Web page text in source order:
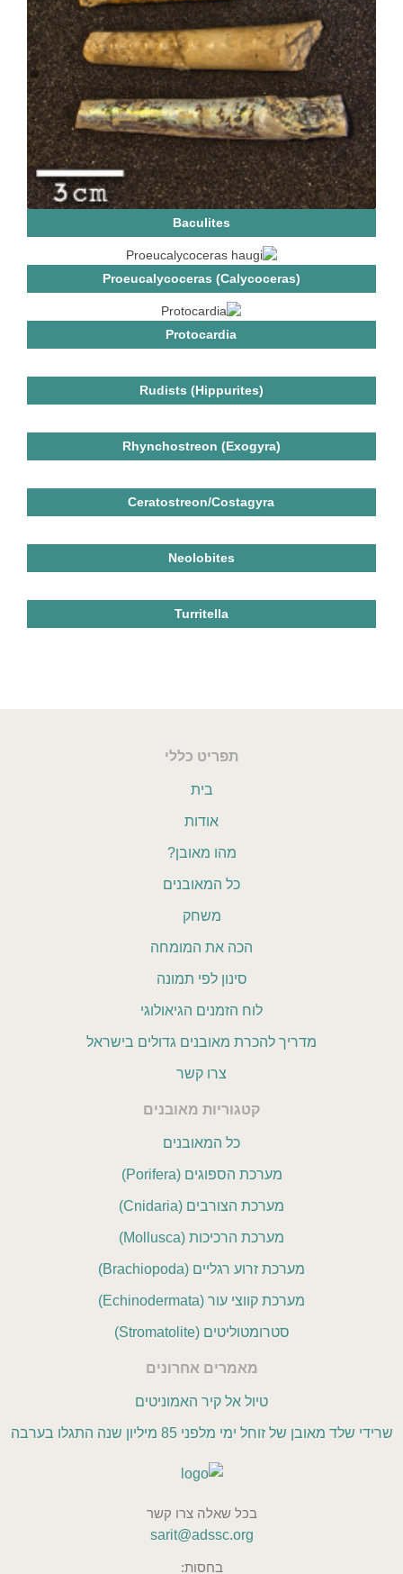
Baculites
(Proeucalycoceras (Calycoceras
Protocardia
(Rudists (Hippurites
(Rhynchostreon (Exogyra
Ceratostreon/Costagyra
Neolobites
Turritella
תפריט כללי
בית
אודות
מהו מאובן?
כל המאובנים
משחק
הכה את המומחה
סינון לפי תמונה
לוח הזמנים הגיאולוגי
מדריך להכרת מאובנים גדולים בישראל
צרו קשר
קטגוריות מאובנים
כל המאובנים
מערכת הספוגים (Porifera)
מערכת הצורבים (Cnidaria)
מערכת הרכיכות (Mollusca)
מערכת זרוע רגליים (Brachiopoda)
מערכת קווצי עור (Echinodermata)
סטרומטוליטים (Stromatolite)
מאמרים אחרונים
טיול אל קיר האמוניטים
שרידי שלד מאובן של זוחל ימי מלפני 85 מיליון שנה התגלו בערבה
בכל שאלה צרו קשר
sarit@adssc.org
בחסות: